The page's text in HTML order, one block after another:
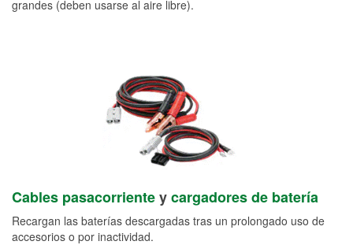
grandes (deben usarse al aire libre).
Cables pasacorrienteycargadores de batería
Recargan las baterías descargadas tras un prolongado uso de
accesorios o por inactividad.